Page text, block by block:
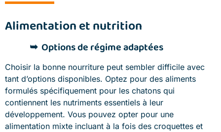
Alimentation et nutrition
Options de régime adaptées
Choisir la bonne nourriture peut sembler difficile avec
tant d’options disponibles. Optez pour des aliments
formulés spécifiquement pour les chatons qui
contiennent les nutriments essentiels à leur
développement. Vous pouvez opter pour une
alimentation mixte incluant à la fois des croquettes et